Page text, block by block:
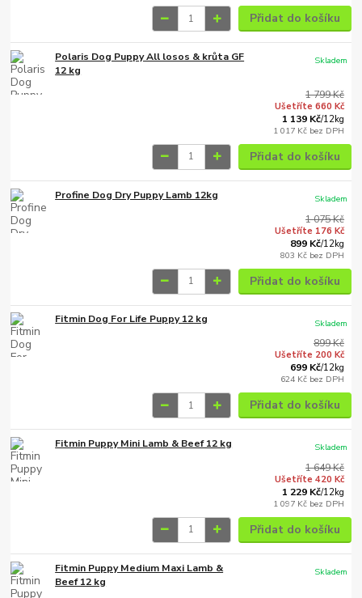
Přidat do košíku
Polaris Dog Puppy All losos & krůta GF
12 kg
1 799 Kč
Ušetříte 660 Kč
1 139 Kč/12kg
1 017 Kč bez DPH
Skladem
Přidat do košíku
Profine Dog Dry Puppy Lamb 12kg
1 075 Kč
Ušetříte 176 Kč
899 Kč/12kg
803 Kč bez DPH
Skladem
Přidat do košíku
Fitmin Dog For Life Puppy 12 kg
899 Kč
Ušetříte 200 Kč
699 Kč/12kg
624 Kč bez DPH
Skladem
Přidat do košíku
Fitmin Puppy Mini Lamb & Beef 12 kg
1 649 Kč
Ušetříte 420 Kč
1 229 Kč/12kg
1 097 Kč bez DPH
Skladem
Přidat do košíku
Fitmin Puppy Medium Maxi Lamb &
Beef 12 kg
Skladem